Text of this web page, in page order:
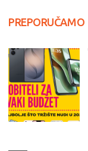
PREPORUČAMO